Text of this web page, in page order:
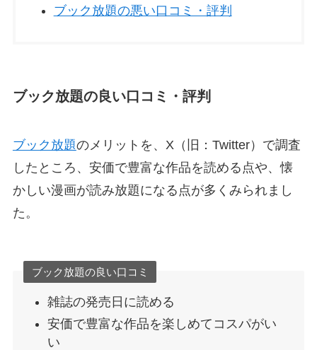
ブック放題の悪い口コミ・評判
ブック放題の良い口コミ・評判
ブック放題のメリットを、X（旧：Twitter）で調査
したところ、安価で豊富な作品を読める点や、懐
かしい漫画が読み放題になる点が多くみられまし
た。
ブック放題の良い口コミ
雑誌の発売日に読める
安価で豊富な作品を楽しめてコスパがい
い